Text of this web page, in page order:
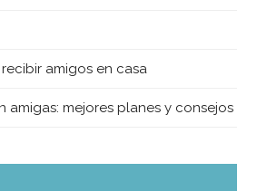
amigos en casa
amigas: mejores planes y consejos